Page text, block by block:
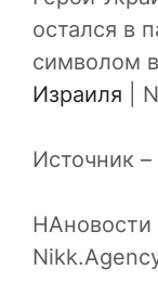
остался в
символом
Израиля |
Источник –
НАновости